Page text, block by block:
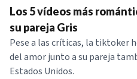
Los 5 vídeos más
su pareja Gris
Pese a las críticas, la tiktoker
del amor junto a su pareja
Estados Unidos.